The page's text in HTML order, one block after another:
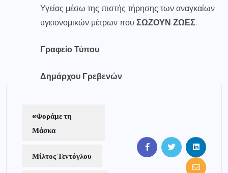
Υγείας μέσω της πιστής τήρησης των αναγκαίων
υγειονομικών μέτρων που ΣΩΖΟΥΝ ΖΩΕΣ.
Γραφείο Τύπου
Δημάρχου Γρεβενών
«Φοράμε τη
Μάσκα
Μίλτος Τεντόγλου